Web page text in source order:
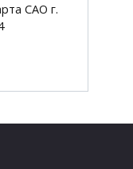
САО г.